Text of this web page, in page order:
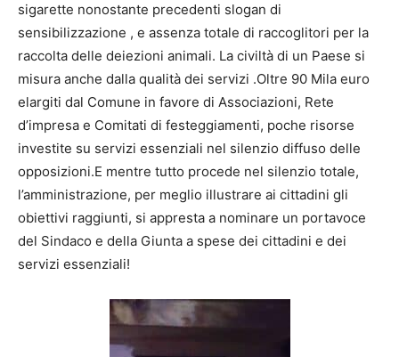
sigarette nonostante precedenti slogan di
sensibilizzazione , e assenza totale di raccoglitori per la
raccolta delle deiezioni animali. La civiltà di un Paese si
misura anche dalla qualità dei servizi .Oltre 90 Mila euro
elargiti dal Comune in favore di Associazioni, Rete
d’impresa e Comitati di festeggiamenti, poche risorse
investite su servizi essenziali nel silenzio diffuso delle
opposizioni.E mentre tutto procede nel silenzio totale,
l’amministrazione, per meglio illustrare ai cittadini gli
obiettivi raggiunti, si appresta a nominare un portavoce
del Sindaco e della Giunta a spese dei cittadini e dei
servizi essenziali!